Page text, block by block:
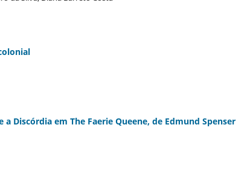
Discórdia em The Faerie Queene, de Edmund Spenser